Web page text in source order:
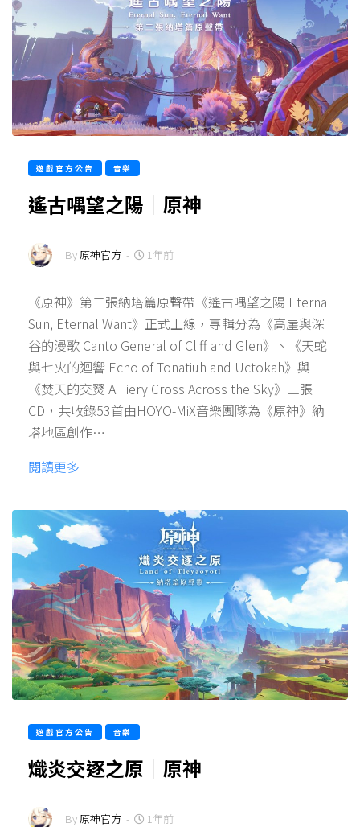
遊戲官方公告 音樂
遙古喁望之陽｜原神
By原神官方 - 1年前
《原神》第二張納塔篇原聲帶《遙古喁望之陽 Eternal
Sun, Eternal Want》正式上線，專輯分為《高崖與深
谷的漫歌 Canto General of Cliff and Glen》、《天蛇
與七火的迴響 Echo of Tonatiuh and Uctokah》與
《焚天的交燹 A Fiery Cross Across the Sky》三張
CD，共收錄53首由HOYO-MiX音樂團隊為《原神》納
塔地區創作…
閱讀更多
遊戲官方公告 音樂
熾炎交逐之原｜原神
By 原神官方 - 1年前